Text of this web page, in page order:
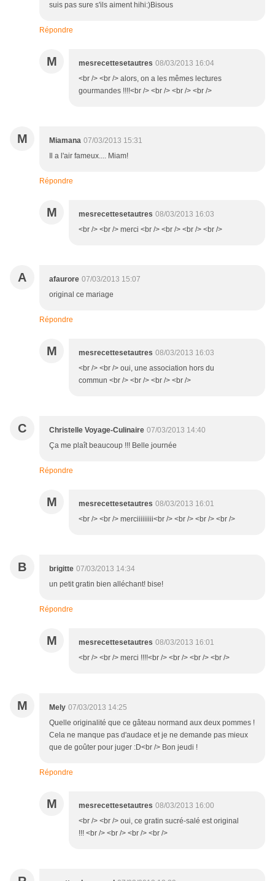
suis pas sure s'ils aiment hihi:)Bisous
Répondre
M mesrecettesetautres 08/03/2013 16:04
<br /> <br /> alors, on a les mêmes lectures
gourmandes !!!!<br /> <br /> <br /> <br />
M Miamana 07/03/2013 15:31
Il a l'air fameux.... Miam!
Répondre
M mesrecettesetautres 08/03/2013 16:03
<br /> <br /> merci <br /> <br /> <br /> <br />
A afaurore 07/03/2013 15:07
original ce mariage
Répondre
M mesrecettesetautres 08/03/2013 16:03
<br /> <br /> oui, une association hors du
commun <br /> <br /> <br /> <br />
C Christelle Voyage-Culinaire 07/03/2013 14:40
Ça me plaît beaucoup !!! Belle journée
Répondre
M mesrecettesetautres 08/03/2013 16:01
<br /> <br /> merciiiiiiiii<br /> <br /> <br /> <br />
B brigitte 07/03/2013 14:34
un petit gratin bien alléchant! bise!
Répondre
M mesrecettesetautres 08/03/2013 16:01
<br /> <br /> merci !!!!<br /> <br /> <br /> <br />
M Mely 07/03/2013 14:25
Quelle originalité que ce gâteau normand aux deux pommes !
Cela ne manque pas d'audace et je ne demande pas mieux
que de goûter pour juger :D<br /> Bon jeudi !
Répondre
M mesrecettesetautres 08/03/2013 16:00
<br /> <br /> oui, ce gratin sucré-salé est original
!!! <br /> <br /> <br /> <br />